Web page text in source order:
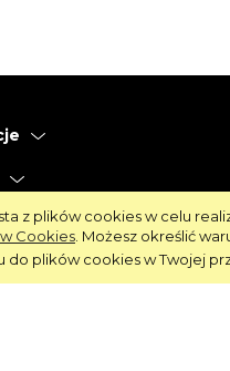
z plików cookies w celu
Cookies . Możesz określić
do plików cookies w Twojej